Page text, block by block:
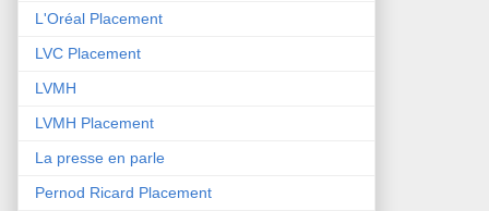
L'Oréal Placement
LVC Placement
LVMH
LVMH Placement
La presse en parle
Pernod Ricard Placement